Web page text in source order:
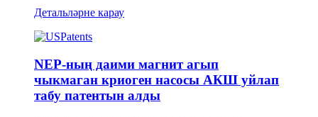
Детальләрне карау
NEP-ның даими магнит агып
чыкмаган криоген насосы АКШ уйлап
табу патентын алды